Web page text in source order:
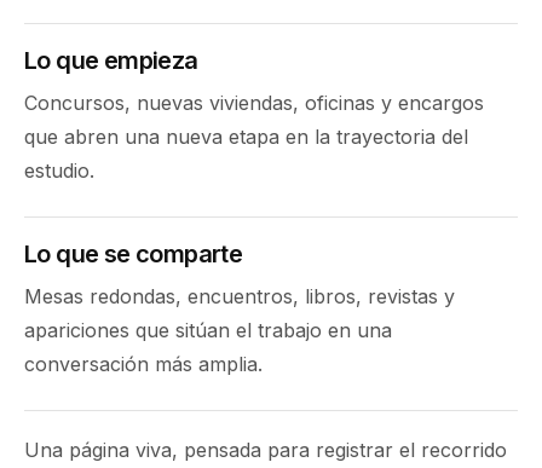
Lo que empieza
Concursos, nuevas viviendas, oficinas y encargos
que abren una nueva etapa en la trayectoria del
estudio.
Lo que se comparte
Mesas redondas, encuentros, libros, revistas y
apariciones que sitúan el trabajo en una
conversación más amplia.
Una página viva, pensada para registrar el recorrido